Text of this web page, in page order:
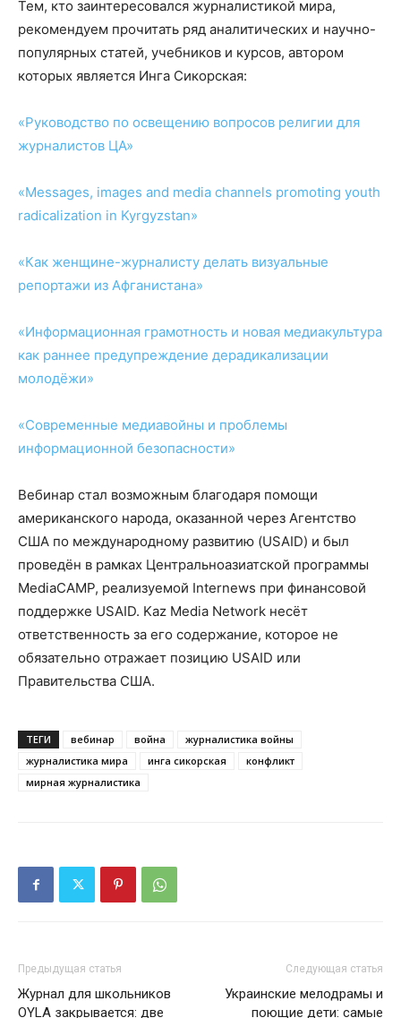
Тем, кто заинтересовался журналистикой мира,
рекомендуем прочитать ряд аналитических и научно-
популярных статей, учебников и курсов, автором
которых является Инга Сикорская:
«Руководство по освещению вопросов религии для
журналистов ЦА»
«Messages, images and media channels promoting youth
radicalization in Kyrgyzstan»
«Как женщине-журналисту делать визуальные
репортажи из Афганистана»
«Информационная грамотность и новая медиакультура
как раннее предупреждение дерадикализации
молодёжи»
«Современные медиавойны и проблемы
информационной безопасности»
Вебинар стал возможным благодаря помощи
американского народа, оказанной через Агентство
США по международному развитию (USAID) и был
проведён в рамках Центральноазиатской программы
MediaCAMP, реализуемой Internews при финансовой
поддержке USAID. Kaz Media Network несёт
ответственность за его содержание, которое не
обязательно отражает позицию USAID или
Правительства США.
ТЕГИ вебинар война
журналистика войны
журналистика мира
инга сикорская
конфликт
мирная журналистика
Предыдущая статья
Журнал для школьников
OYLA закрывается: две
Следующая статья
Украинские мелодрамы и
поющие дети: самые